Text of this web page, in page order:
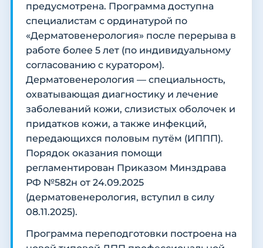
предусмотрена. Программа доступна
специалистам с ординатурой по
«Дерматовенерология» после перерыва в
работе более 5 лет (по индивидуальному
согласованию с куратором).
Дерматовенерология — специальность,
охватывающая диагностику и лечение
заболеваний кожи, слизистых оболочек и
придатков кожи, а также инфекций,
передающихся половым путём (ИППП).
Порядок оказания помощи
регламентирован Приказом Минздрава
РФ №582н от 24.09.2025
(дерматовенерология, вступил в силу
08.11.2025).
Программа переподготовки построена на